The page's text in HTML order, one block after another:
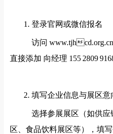
1. 登录官网或微信报名
访问 www.tjh
直接添加 向经理 155 2809
2. 填写企业信息与展区意
选择参展展区（如供应
区、食品饮料展区等），填